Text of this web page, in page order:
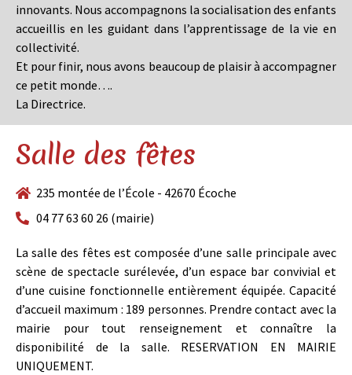
innovants. Nous accompagnons la socialisation des enfants
accueillis en les guidant dans l’apprentissage de la vie en
collectivité.
Et pour finir, nous avons beaucoup de plaisir à accompagner
ce petit monde….
La Directrice.
Salle des fêtes
235 montée de l’École - 42670 Écoche
04 77 63 60 26 (mairie)
La salle des fêtes est composée d’une salle principale avec
scène de spectacle surélevée, d’un espace bar convivial et
d’une cuisine fonctionnelle entièrement équipée. Capacité
d’accueil maximum : 189 personnes. Prendre contact avec la
mairie pour tout renseignement et connaître la
disponibilité de la salle. RESERVATION EN MAIRIE
UNIQUEMENT.